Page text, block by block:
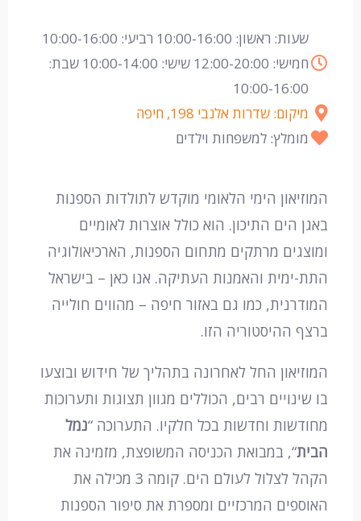
שעות: ראשון: 10:00-16:00 רביעי: 10:00-16:00
חמישי: 12:00-20:00 שישי: 10:00-14:00 שבת:
10:00-16:00
מיקום: שדרות אלנבי 198, חיפה
מומלץ: למשפחות וילדים
המוזיאון הימי הלאומי מוקדש לתולדות הספנות
באגן הים התיכון. הוא כולל אוצרות לאומיים
ומוצגים מרתקים מתחום הספנות, הארכיאולוגיה
התת-ימית והאמנות העתיקה. אנו כאן – בישראל
המודרנית, כמו גם באזור חיפה – מהווים חולייה
ברצף ההיסטוריה הזו.
המוזיאון החל לאחרונה בתהליך של חידוש ובוצעו
בו שינויים רבים, הכוללים מגוון תצוגות ותערוכות
מחודשות וחדשות בכל חלקיו. התערוכה “נמל
הבית“, במבואת הכניסה המשופצת, מזמינה את
הקהל לצלול לעולם הים. קומה 3 מכילה את
האוספים המרכזיים ומספרת את סיפור הספנות